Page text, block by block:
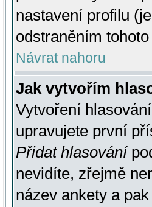
nastavení profilu
odstraněním
Návrat nahoru
Jak vytvořím
Vytvoření
upravujete první
Přidat hlasování
nevidíte, zřejmě
název ankety a